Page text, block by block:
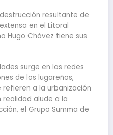
resultante de
en el Litoral
Hugo Chávez tiene sus
surge en las redes
de los lugareños,
a la urbanización
realidad alude a la
el Grupo Summa de